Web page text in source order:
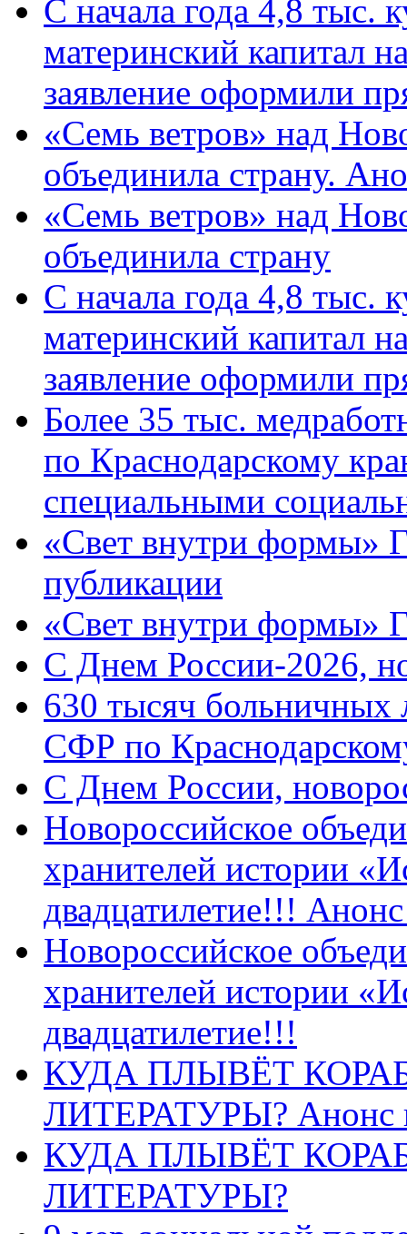
С начала года 4,8 тыс.
материнский капитал
заявление оформили
«Семь ветров» над
объединила страну.
«Семь ветров» над
объединила страну
С начала года 4,8 тыс.
материнский капитал
заявление оформили
Более 35 тыс.
по Краснодарскому
специальными
«Свет внутри формы»
публикации
«Свет внутри формы»
C Днем России-2026,
630 тысяч больничных
СФР по
C Днем России,
Новороссийское
хранителей истории
двадцатилетие!!!
Новороссийское
хранителей истории
двадцатилетие!!!
КУДА ПЛЫВЁТ
ЛИТЕРАТУРЫ? Анонс
КУДА ПЛЫВЁТ
ЛИТЕРАТУРЫ?